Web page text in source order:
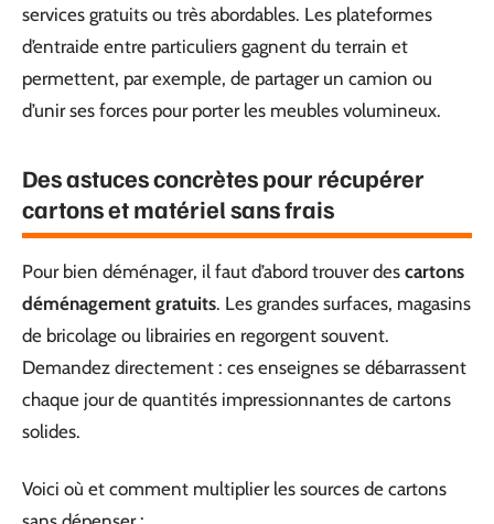
services gratuits ou très abordables. Les plateformes
d’entraide entre particuliers gagnent du terrain et
permettent, par exemple, de partager un camion ou
d’unir ses forces pour porter les meubles volumineux.
Des astuces concrètes pour récupérer
cartons et matériel sans frais
Pour bien déménager, il faut d’abord trouver des cartons
déménagement gratuits. Les grandes surfaces, magasins
de bricolage ou librairies en regorgent souvent.
Demandez directement : ces enseignes se débarrassent
chaque jour de quantités impressionnantes de cartons
solides.
Voici où et comment multiplier les sources de cartons